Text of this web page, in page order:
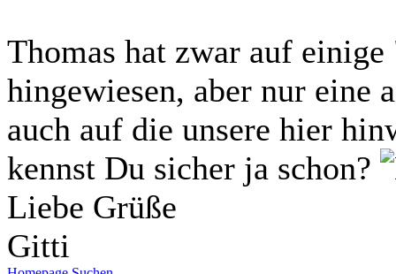
Thomas hat zwar auf
hingewiesen, aber nur eine
auch auf die unsere hier
kennst Du sicher ja schon?
Liebe Grüße
Gitti